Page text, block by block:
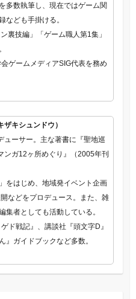
多数執筆し、現在ではゲーム関
なども手掛ける。
裏技編」「ゲーム職人第1集」
ゲームメディアSIG代表を務め
キシュンドウ）
ューサー。主な著書に『聖地巡
ガ12ヶ所めぐり』（2005年刊
をはじめ、地域発イベント企画
などをプロデュース。また、雑
集者としても活動している。
ド戦記』、講談社『頭文字D』
ガイドブックなど多数。